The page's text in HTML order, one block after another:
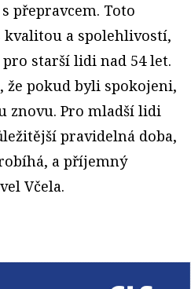
přepravcem. Toto
a spolehlivostí,
starší lidi nad 54 let.
že pokud byli spokojeni,
znovu. Pro mladší lidi
pravidelná doba,
a příjemný
Včela.